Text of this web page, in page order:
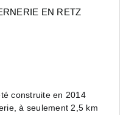
EN RETZ
à seulement 2,5 km